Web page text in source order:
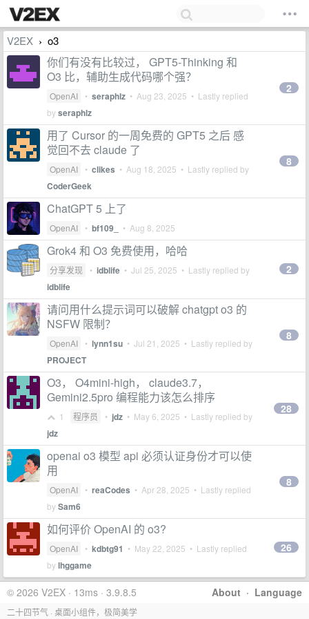
V2EX › o3
你们有没有比较过， GPT5-Thinking 和
O3 比，辅助生成代码哪个强？
OpenAI • seraphlz • Aug 23, 2025 • Lastly replied
byseraphlz
2
用了 Cursor 的一周免费的 GPT5 之后 感
觉回不去 claude 了
OpenAI • clikes • Aug 18, 2025 • Lastly replied by
CoderGeek
8
ChatGPT 5 上了
OpenAI • bf109_ • Aug 8, 2025
Grok4 和 O3 免费使用，哈哈
分享发现 • idblife • Jul 25, 2025 • Lastly replied by
idblife
2
请问用什么提示词可以破解 chatgpt o3 的
NSFW 限制？
OpenAI • lynn1su • Jul 21, 2025 • Lastly replied by
PROJECT
8
O3， O4mini-high， claude3.7，
Gemini2.5pro 编程能力该怎么排序
1 程序员 • jdz • May 6, 2025 • Lastly replied by
jdz
28
openai o3 模型 api 必须认证身份才可以使
用
OpenAI • reaCodes • Apr 28, 2025 • Lastly replied
bySam6
8
如何评价 OpenAI 的 o3?
OpenAI • kdbtg91 • May 22, 2025 • Lastly replied
bylhggame
26
About · Language
© 2026 V2EX · 13ms · 3.9.8.5
二十四节气 · 桌面小组件，极简美学